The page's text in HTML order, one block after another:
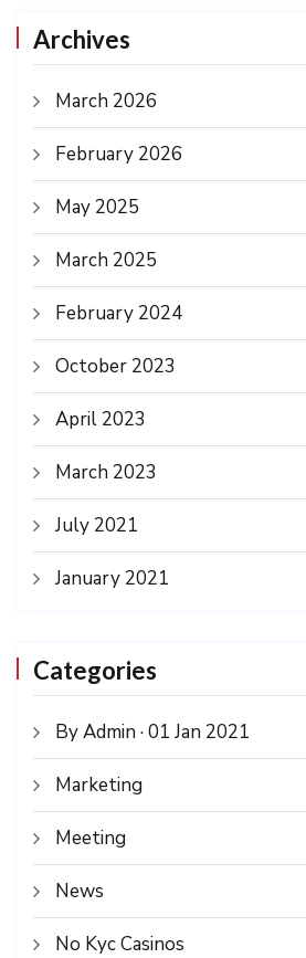
Archives
March 2026
February 2026
May 2025
March 2025
February 2024
October 2023
April 2023
March 2023
July 2021
January 2021
Categories
By Admin · 01 Jan 2021
Marketing
Meeting
News
No Kyc Casinos